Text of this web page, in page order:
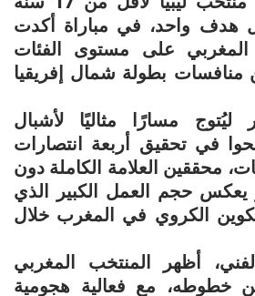
هدف واحد، في مباراة أكدت
على مستوى الفئات
منافسات بطولة شمال إفريقيا
ليُتوج مسارًا مثاليًا لأشبال
في تحقيق أربعة انتصارات
محققين العلامة الكاملة دون
يعكس حجم العمل الكبير الذي
الكروي في المغرب خلال
أظهر المنتخب المغربي
خطوطه، مع فعالية هجومية